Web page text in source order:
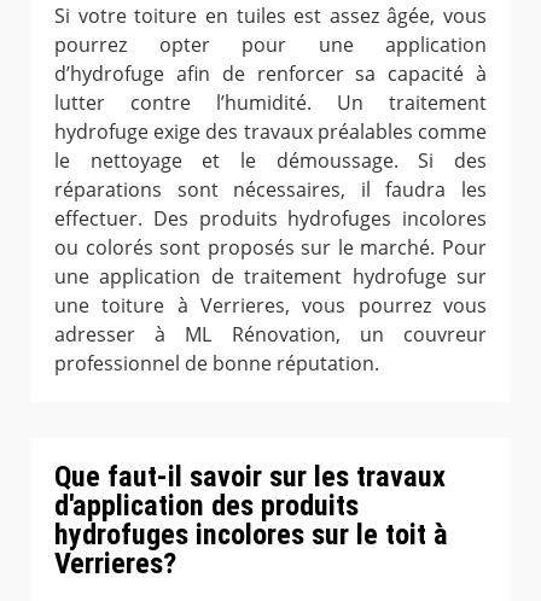
Si votre toiture en tuiles est assez âgée, vous
pourrez opter pour une application
d’hydrofuge afin de renforcer sa capacité à
lutter contre l’humidité. Un traitement
hydrofuge exige des travaux préalables comme
le nettoyage et le démoussage. Si des
réparations sont nécessaires, il faudra les
effectuer. Des produits hydrofuges incolores
ou colorés sont proposés sur le marché. Pour
une application de traitement hydrofuge sur
une toiture à Verrieres, vous pourrez vous
adresser à ML Rénovation, un couvreur
professionnel de bonne réputation.
Que faut-il savoir sur les travaux
d'application des produits
hydrofuges incolores sur le toit à
Verrieres?